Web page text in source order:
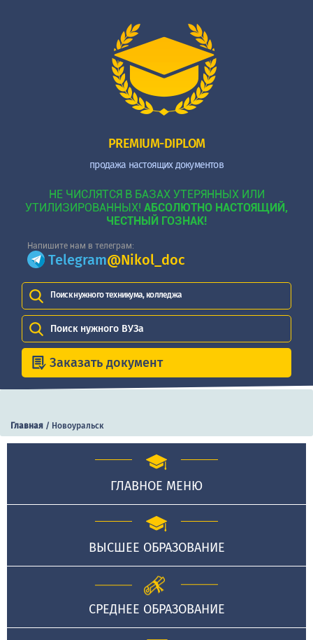
PREMIUM-DIPLOM
продажа настоящих документов
НЕ ЧИСЛЯТСЯ В БАЗАХ УТЕРЯННЫХ ИЛИ
УТИЛИЗИРОВАННЫХ! АБСОЛЮТНО НАСТОЯЩИЙ,
ЧЕСТНЫЙ ГОЗНАК!
Напишите нам в телеграм:
Telegram@Nikol_doc
Поиск нужного техникума, колледжа
Поиск нужного ВУЗа
Заказать документ
Главная / Новоуральск
ГЛАВНОЕ МЕНЮ
ВЫСШЕЕ ОБРАЗОВАНИЕ
СРЕДНЕЕ ОБРАЗОВАНИЕ